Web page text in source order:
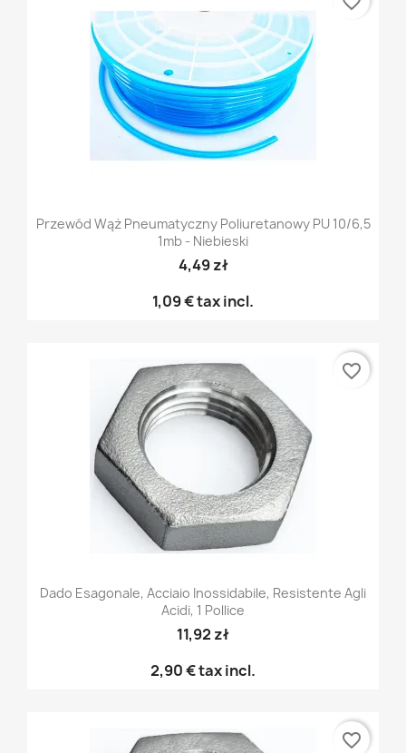
Przewód Wąż Pneumatyczny Poliuretanowy PU 10/6,5
1mb - Niebieski
4,49 zł
1,09 €tax incl.
Dado Esagonale, Acciaio Inossidabile, Resistente Agli
Acidi, 1 Pollice
11,92 zł
2,90 €tax incl.
favorite_border
favorite_border